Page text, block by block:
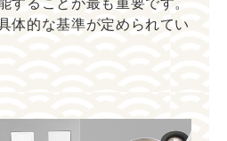
することが最も重要です。
体的な基準が定められてい